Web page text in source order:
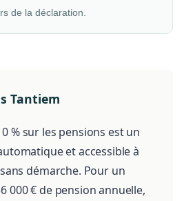
de la déclaration.
Tantiem
% sur les pensions est un
et accessible à
démarche. Pour un
000 € de pension annuelle,